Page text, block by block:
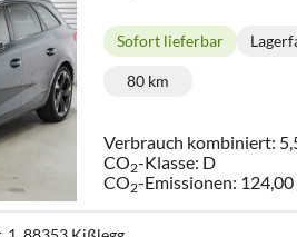
Lieferzeit:
Sofort lieferbar
Kilometerstand:
80 km
Verbrauch kombiniert:
CO2-Klasse: D
CO2-Emissionen: